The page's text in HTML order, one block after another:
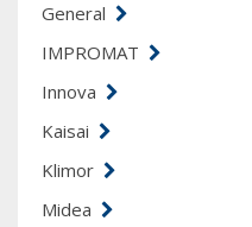
General
IMPROMAT
Innova
Kaisai
Klimor
Midea